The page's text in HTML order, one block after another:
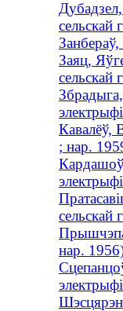
сельскай
Заяц,
сельскай
Кавалёў,
; нар.
сельскай
нар.